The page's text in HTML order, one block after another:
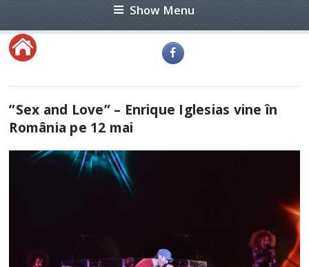
Show Menu
”Sex and Love” – Enrique Iglesias vine în
România pe 12 mai